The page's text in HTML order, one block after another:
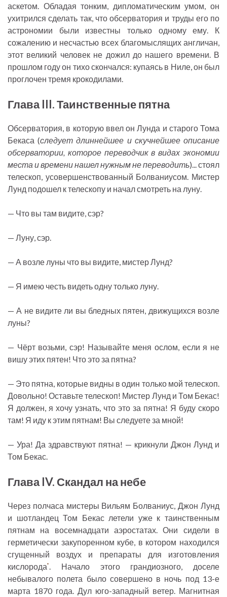
аскетом. Обладая тонким, дипломатическим умом, он
ухитрился сделать так, что обсерватория и труды его по
астрономии были известны только одному ему. К
сожалению и несчастью всех благомыслящих англичан,
этот великий человек не дожил до нашего времени. В
прошлом году он тихо скончался: купаясь в Ниле, он был
проглочен тремя крокодилами.
Глава III. Таинственные пятна
Обсерватория, в которую ввел он Лунда и старого Тома
Бекаса (следует длиннейшее и скучнейшее описание
обсерватории, которое переводчик в видах экономии
места и времени нашел нужным не переводить)... стоял
телескоп, усовершенствованный Болваниусом. Мистер
Лунд подошел к телескопу и начал смотреть на луну.
— Что вы там видите, сэр?
— Луну, сэр.
— А возле луны что вы видите, мистер Лунд?
— Я имею честь видеть одну только луну.
— А не видите ли вы бледных пятен, движущихся возле
луны?
— Чёрт возьми, сэр! Называйте меня ослом, если я не
вишу этих пятен! Что это за пятна?
— Это пятна, которые видны в один только мой телескоп.
Довольно! Оставьте телескоп! Мистер Лунд и Том Бекас!
Я должен, я хочу узнать, что это за пятна! Я буду скоро
там! Я иду к этим пятнам! Вы следуете за мной!
— Ура! Да здравствуют пятна! — крикнули Джон Лунд и
Том Бекас.
Глава IV. Скандал на небе
Через полчаса мистеры Вильям Болваниус, Джон Лунд
и шотландец Том Бекас летели уже к таинственным
пятнам на восемнадцати аэростатах. Они сидели в
герметически закупоренном кубе, в котором находился
сгущенный воздух и препараты для изготовления
кислорода*. Начало этого грандиозного, доселе
небывалого полета было совершено в ночь под 13-е
марта 1870 года. Дул юго-западный ветер. Магнитная